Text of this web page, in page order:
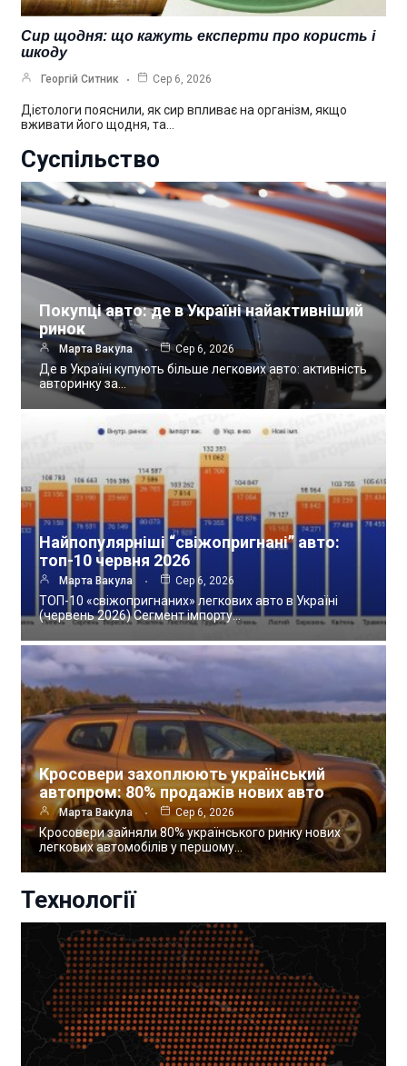
Сир щодня: що кажуть експерти про користь і
шкоду
Георгій Ситник Сер 6, 2026
Дієтологи пояснили, як сир впливає на організм, якщо
вживати його щодня, та…
Суспільство
Покупці авто: де в Україні найактивніший
ринок
Марта Вакула Сер 6, 2026
Де в Україні купують більше легкових авто: активність
авторинку за…
Найпопулярніші “свіжопригнані” авто:
топ-10 червня 2026
Марта Вакула Сер 6, 2026
ТОП-10 «свіжопригнаних» легкових авто в Україні
(червень 2026) Сегмент імпорту…
Кросовери захоплюють український
автопром: 80% продажів нових авто
Марта Вакула Сер 6, 2026
Кросовери зайняли 80% українського ринку нових
легкових автомобілів у першому…
Технології